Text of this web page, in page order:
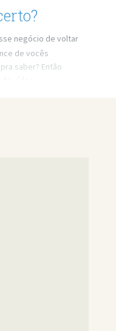
negócio de voltar
de vocês
saber? Então